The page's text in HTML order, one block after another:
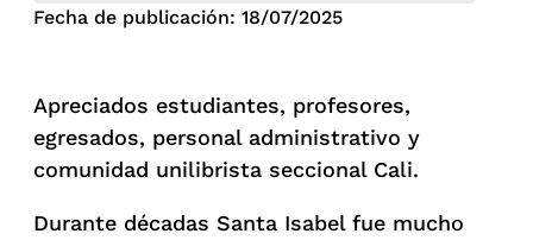
Fecha de publicación: 18/07/2025
Apreciados estudiantes, profesores,
egresados, personal administrativo y
comunidad unilibrista seccional Cali.
Durante décadas Santa Isabel fue mucho